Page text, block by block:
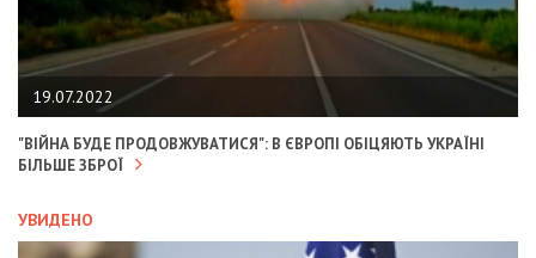
19.07.2022
"ВІЙНА БУДЕ ПРОДОВЖУВАТИСЯ": В ЄВРОПІ ОБІЦЯЮТЬ УКРАЇНІ
БІЛЬШЕ ЗБРОЇ
УВИДЕНО